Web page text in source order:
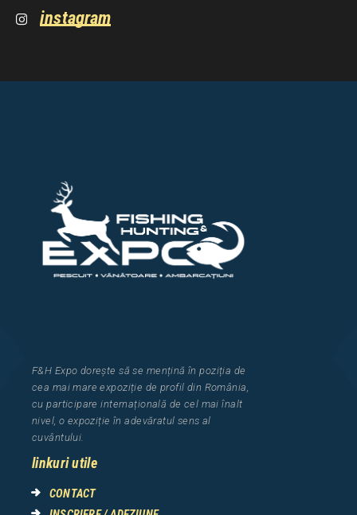
instagram
F&H Expo dorește să se mențină în poziția de
cea mai mare expoziție de profil din România
cu participare internațională de cel maiînalt
nivel, o expoziție în adevăratul sens al
cuvântului.
linkuri utile
CONTACT